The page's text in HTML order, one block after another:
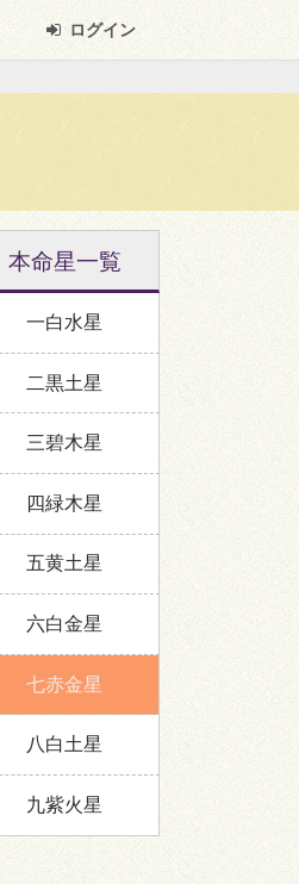
ログイン
本命星一覧
一白水星
二黒土星
三碧木星
四緑木星
五黄土星
六白金星
七赤金星
八白土星
九紫火星